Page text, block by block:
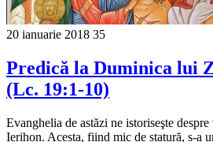
20 ianuarie 2018 35
Predică la Duminica lui
(Lc. 19:1-10)
Evanghelia de astăzi ne istoriseşte
Ierihon. Acesta, fiind mic de statură, s-a